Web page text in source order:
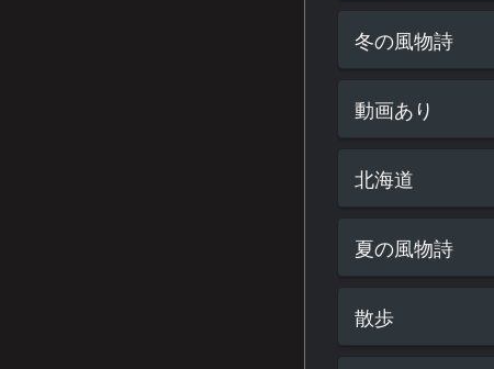
冬の風物詩
動画あり
北海道
夏の風物詩
散歩